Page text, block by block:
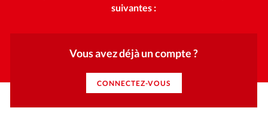
suivantes :
Vous avez déjà un compte ?
CONNECTEZ-VOUS